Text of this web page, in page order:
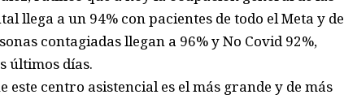
llega a un 94% con pacientes de todo el Meta y de
contagiadas llegan a 96% y No Covid 92%,
últimos días.
centro asistencial es el más grande y de más